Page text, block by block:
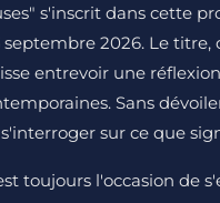
s'inscrit dans cette
2026. Le
entrevoir une
Sans
sur ce que
toujours l'occasion